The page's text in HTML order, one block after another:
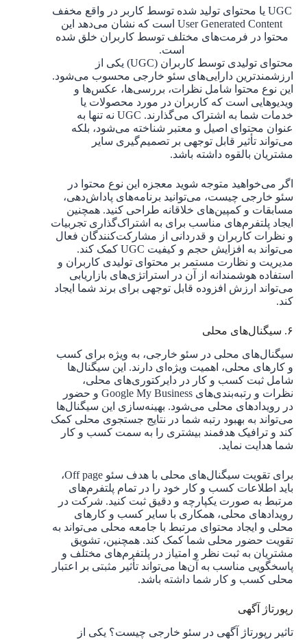
UGC یا محتوای تولید شده توسط کاربر در واقع مخفف
User Generated Content است که نشان می‌دهد این
محتوا در فرمت‌های مختلف توسط کاربران خلق شده
است.
محتوای تولیدی توسط کاربران (UGC) یکی از
ارزشمندترین دارایی‌های سئو خارجی محسوب می‌شود.
این نوع محتوا شامل نظرات، بررسی‌ها، عکس‌ها و
ویدیوهایی است که کاربران در مورد محصولات یا
خدمات شما به اشتراک می‌گذارند. UGC نه تنها به
عنوان محتوای اصیل و معتبر شناخته می‌شود، بلکه
می‌تواند تأثیر قابل توجهی بر تصمیم‌گیری سایر
مشتریان بالقوه داشته باشد.
اگر می‌خواهید متوجه شوید معجزه این نوع محتوا در
سئو خارجی چیست، می‌توانید برنامه‌های پاداش‌دهی،
مسابقات و کمپین‌های خلاقانه طراحی کنید. همچنین
ایجاد پلتفرم‌های مناسب برای به اشتراک‌گذاری تجربیات
و نظرات کاربران و قدردانی از مشارکت‌کنندگان فعال
می‌تواند به افزایش حجم و کیفیت UGC کمک کند.
مدیریت و نظارت مستمر بر محتوای تولیدی کاربران و
استفاده هوشمندانه از آن در استراتژی‌های بازاریابی
می‌تواند ارزش افزوده قابل توجهی برای برند شما ایجاد
کند.
۶. سیگنال‌های محلی
سیگنال‌های محلی در سئو خارجی، به ویژه برای کسب
و کارهای محلی، اهمیت ویژه‌ای دارند. این سیگنال‌ها
شامل ثبت کسب و کار در دایرکتوری‌های محلی،
نظرات و رتبه‌بندی‌های Google My Business و حضور
در رویدادهای محلی می‌شود. بهینه‌سازی این سیگنال‌ها
می‌تواند به بهبود رتبه شما در نتایج جستجوی محلی کمک
کند و ترافیک هدفمند بیشتری را به سمت کسب و کار
شما هدایت نماید.
برای تقویت سیگنال‌های محلی با هدف سئو Off page،
باید اطلاعات کسب و کار خود را در تمام پلتفرم‌های
مرتبط به صورت یکپارچه و دقیق ثبت کنید. شرکت در
رویدادهای محلی، همکاری با سایر کسب و کارهای
محلی و ایجاد محتوای مرتبط با جامعه محلی می‌تواند به
تقویت حضور محلی شما کمک کند. همچنین، تشویق
مشتریان به ثبت نظر و امتیاز در پلتفرم‌های مختلف و
پاسخگویی مناسب به آن‌ها می‌تواند تأثیر مثبتی بر اعتبار
محلی کسب و کار شما داشته باشد.
رپورتاژ آگهی
تاثیر رپورتاژ آگهی در سئو خارجی چیست؟ یکی از